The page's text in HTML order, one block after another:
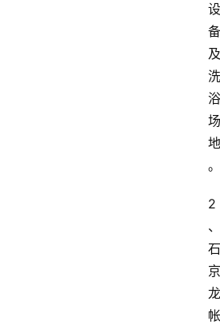
设
备
及
洗
浴
场
地
。
2
、
石
京
龙
帐